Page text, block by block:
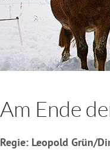
Am Ende
Regie: Leopold Grün/